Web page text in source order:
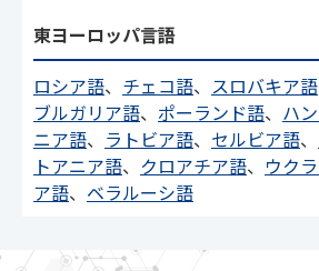
東ヨーロッパ言語
ロシア語、 チェコ語、 スロバキア語
ブルガリア語、 ポーランド語、 ハ
ニア語、 ラトビア語、 セルビア語、
トアニア語、 クロアチア語、 ウク
ア語、 ベラルーシ語